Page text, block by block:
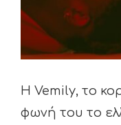
Η Vemily, το
φωνή του το